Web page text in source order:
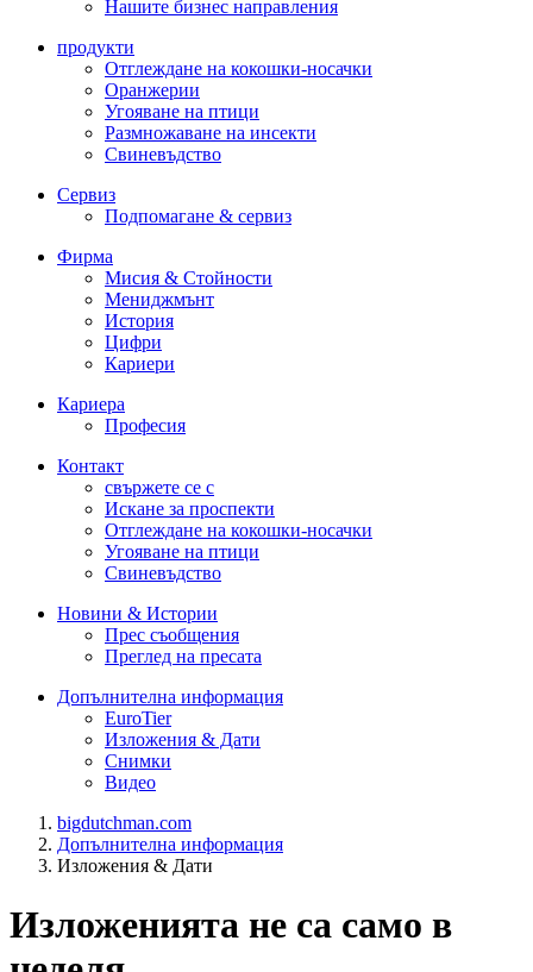
Нашите бизнес направления
продукти
Отглеждане на кокошки-носачки
Оранжерии
Угояване на птици
Размножаване на инсекти
Свиневъдство
Сервиз
Подпомагане & сервиз
Фирма
Мисия & Стойности
Мениджмънт
История
Цифри
Кариери
Кариера
Професия
Контакт
свържете се с
Искане за проспекти
Отглеждане на кокошки-носачки
Угояване на птици
Свиневъдство
Новини & Истории
Прес съобщения
Преглед на пресата
Допълнителна информация
EuroTier
Изложения & Дати
Снимки
Видео
bigdutchman.com
Допълнителна информация
Изложения & Дати
Изложенията не са само в